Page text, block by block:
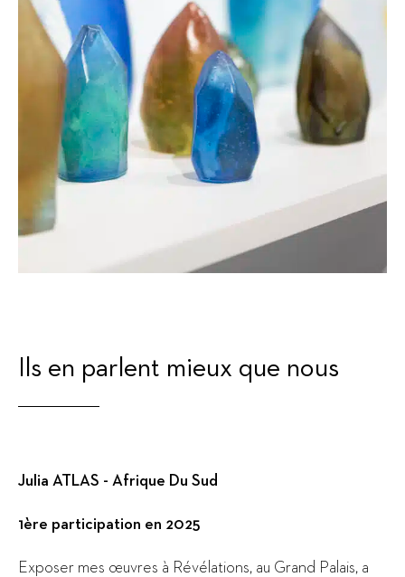
Ils en parlent mieux que nous
Julia ATLAS - Afrique Du Sud
1ère participation en 2025
Exposer mes œuvres à Révélations, au Grand Palais, a